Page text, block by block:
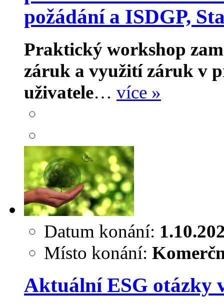
požádání a ISDGP,
Praktický workshop
záruk a využití záruk v
uživatele… více »
Datum konání:
Místo konání:
Aktuální ESG otázky